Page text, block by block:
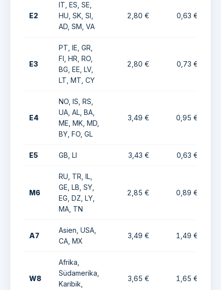
E2
IT, ES, SE,
HU, SK, SI,
AD, SM, VA
2,80 € 0,63 €
E3
PT, IE, GR,
FI, HR, RO,
BG, EE, LV,
LT, MT, CY
2,80 € 0,73 €
E4
NO, IS, RS,
UA, AL, BA,
ME, MK, MD,
BY, FO, GL
3,49 € 0,95 €
E5 GB, LI 3,43 € 0,63 €
M6
RU, TR, IL,
GE, LB, SY,
EG, DZ, LY,
MA, TN
2,85 € 0,89 €
A7
Asien, USA,
CA, MX
3,49 € 1,49 €
W8
Afrika,
Südamerika,
Karibik,
3,65 € 1,65 €